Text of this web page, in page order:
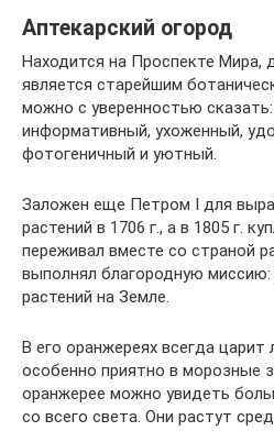
Аптекарский огород
Находится на Проспекте Мира,
является старейшим
можно с уверенностью
информативный, ухоженный,
фотогеничный и уютный.
Заложен еще Петром I для
растений в 1706 г., а в 1805 г.
переживал вместе со страной
выполнял благородную
растений на Земле.
В его оранжереях всегда
особенно приятно в морозные
оранжерее можно увидеть
со всего света. Они растут